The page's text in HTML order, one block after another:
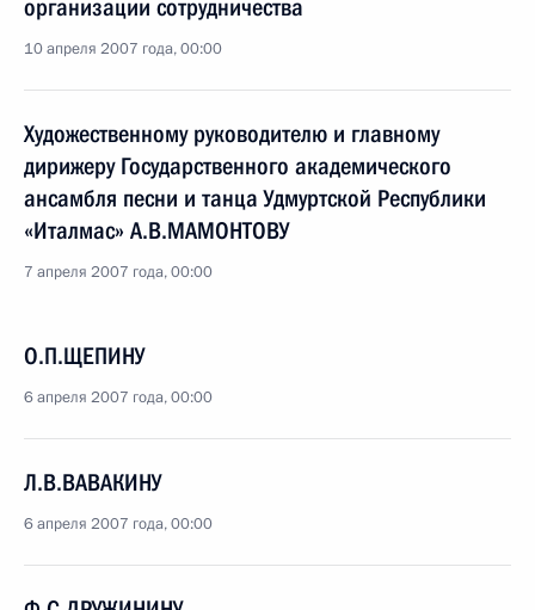
организации сотрудничества
10 апреля 2007 года, 00:00
Художественному руководителю и главному
дирижеру Государственного академического
ансамбля песни и танца Удмуртской Республики
«Италмас» А.В.МАМОНТОВУ
7 апреля 2007 года, 00:00
О.П.ЩЕПИНУ
6 апреля 2007 года, 00:00
Л.В.ВАВАКИНУ
6 апреля 2007 года, 00:00